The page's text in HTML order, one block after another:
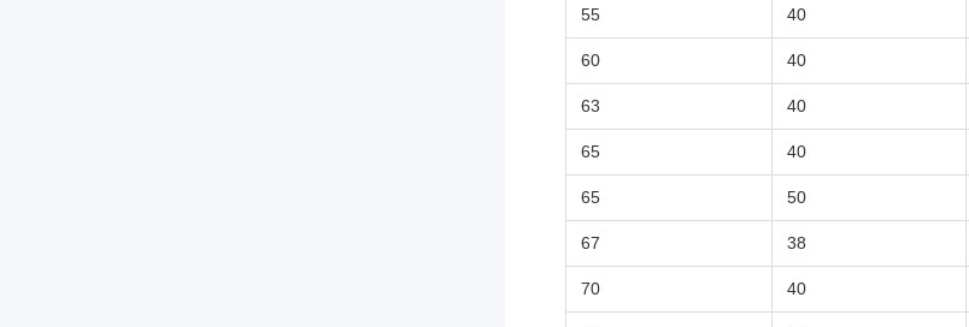
55 40
60 40
63 40
65 40
65 50
67 38
70 40